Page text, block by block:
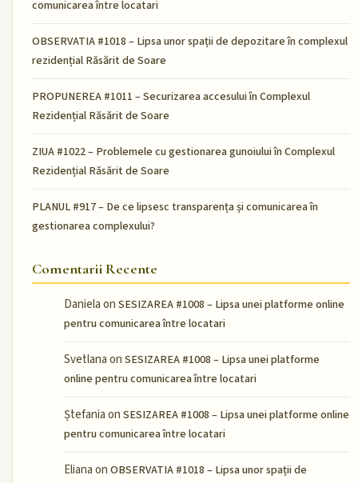
comunicarea între locatari
OBSERVATIA #1018 – Lipsa unor spații de depozitare în complexul
rezidențial Răsărit de Soare
PROPUNEREA #1011 – Securizarea accesului în Complexul
Rezidențial Răsărit de Soare
ZIUA #1022 – Problemele cu gestionarea gunoiului în Complexul
Rezidențial Răsărit de Soare
PLANUL #917 – De ce lipsesc transparența și comunicarea în
gestionarea complexului?
Comentarii Recente
Danielaon SESIZAREA #1008 – Lipsa unei platforme online
pentru comunicarea între locatari
Svetlanaon SESIZAREA #1008 – Lipsa unei platforme
online pentru comunicarea între locatari
Ștefaniaon SESIZAREA #1008 – Lipsa unei platforme online
pentru comunicarea între locatari
Elianaon OBSERVATIA #1018 – Lipsa unor spații de